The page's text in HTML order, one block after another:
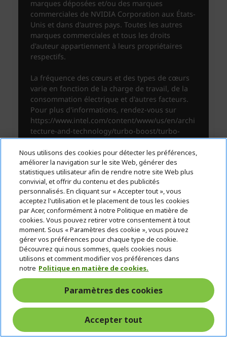
Nous utilisons des cookies pour détecter les préférences,
améliorer la navigation sur le site Web, générer des
statistiques utilisateur afin de rendre notre site Web plus
convivial, et offrir du contenu et des publicités
personnalisés. En cliquant sur « Accepter tout », vous
acceptez l'utilisation et le placement de tous les cookies
par Acer, conformément à notre Politique en matière de
cookies. Vous pouvez retirer votre consentement à tout
moment. Sous « Paramètres des cookie », vous pouvez
gérer vos préférences pour chaque type de cookie.
Découvrez qui nous sommes, quels cookies nous
utilisons et comment modifier vos préférences dans
notre Politique en matière de cookies.
Paramètres des cookies
Accepter tout